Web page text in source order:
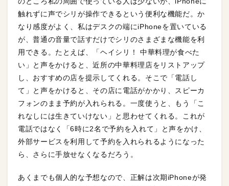
触れずに声でシリが操作できるという便利な機能だ。か
なり感度がよく、私はデスクの端にiPhoneを置いている
が、普通の音量で話すだけでシリのさまざまな機能を利
用できる。たとえば、「ヘイシリ！ 中華料理が食べた
い」と声をかけると、近所の中華料理店をリストアップ
し、おすすめの店を提示してくれる。そこで「電話し
て」と声をかけると、その店に電話がかかり、スピーカ
フォンのまま予約が入れられる。一度使うと、もう「こ
れなしには生きていけない」と思わせてくれる。これが
電話ではなく「6時に2名で予約を入れて」と声をかけ、
外部サービスを利用して予約を入れられるようになった
ら、さらに手放せなくなるだろう。
あくまでも個人的な予想なので、正解は次期iPhoneが発